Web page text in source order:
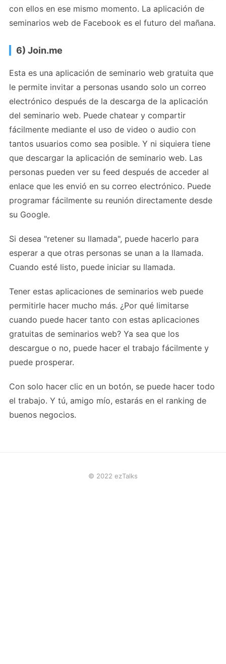
con ellos en ese mismo momento. La aplicación de
seminarios web de Facebook es el futuro del mañana.
6) Join.me
Esta es una aplicación de seminario web gratuita que
le permite invitar a personas usando solo un correo
electrónico después de la descarga de la aplicación
del seminario web. Puede chatear y compartir
fácilmente mediante el uso de video o audio con
tantos usuarios como sea posible. Y ni siquiera tiene
que descargar la aplicación de seminario web. Las
personas pueden ver su feed después de acceder al
enlace que les envió en su correo electrónico. Puede
programar fácilmente su reunión directamente desde
su Google.
Si desea "retener su llamada", puede hacerlo para
esperar a que otras personas se unan a la llamada.
Cuando esté listo, puede iniciar su llamada.
Tener estas aplicaciones de seminarios web puede
permitirle hacer mucho más. ¿Por qué limitarse
cuando puede hacer tanto con estas aplicaciones
gratuitas de seminarios web? Ya sea que los
descargue o no, puede hacer el trabajo fácilmente y
puede prosperar.
Con solo hacer clic en un botón, se puede hacer todo
el trabajo. Y tú, amigo mío, estarás en el ranking de
buenos negocios.
© 2022 ezTalks